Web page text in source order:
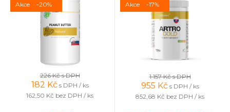
Akce -20%
226 Kčs DPH
182 Kč s DPH / ks
162,50 Kč bez DPH / ks
Akce -17%
1 157 Kčs DPH
955 Kč s DPH / ks
852,68 Kč bez DPH / ks